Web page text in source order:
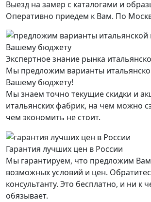
Выезд на замер с каталогами и
Оперативно приедем к Вам. По
Экспертное знание рынка
Мы предложим варианты
Вашему бюджету!
Мы знаем точно текущие скидки и
итальянских фабрик, на чем можно
чем экономить не стоит.
Гарантия лучших цен в России
Мы гарантируем, что предложим
возможных условий и цен.
консультанту. Это бесплатно, и ни к
обязывает.